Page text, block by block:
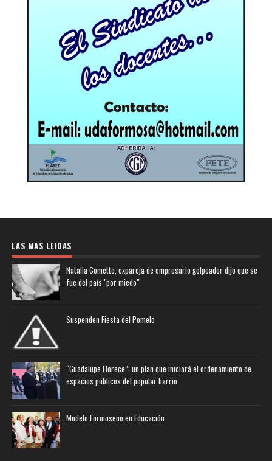
LAS MAS LEIDAS
Natalia Cometto, expareja de empresario golpeador dijo que se
fue del país "por miedo"
Suspenden Fiesta del Pomelo
“Guadalupe Florece”: un plan que iniciará el ordenamiento de
espacios públicos del popular barrio
Modelo Formoseño en Educación